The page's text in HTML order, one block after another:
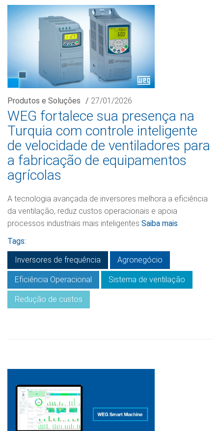
Produtos e Soluções / 27/01/2026
WEG fortalece sua presença na
Turquia com controle inteligente
de velocidade de ventiladores para
a fabricação de equipamentos
agrícolas
A tecnologia avançada de inversores melhora a eficiência
da ventilação, reduz custos operacionais e apoia
processos industriais mais inteligentes Saiba mais
Tags:
Inversores de frequência
Agronegócio
Eficiência Operacional Sistema de ventilação
Redução de custos